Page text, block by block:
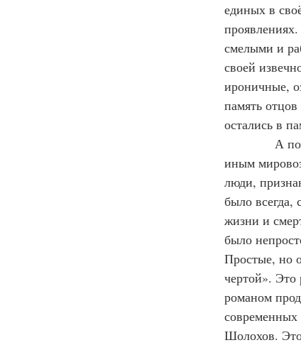
единых в
смелыми и
своей
ироничные,
память
остались в
А по
иным
люди,
было всегда,
жизни и
было
Простые, но
чертой».
романом
современных
Шолохов. Это